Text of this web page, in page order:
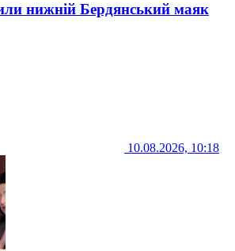
нижній Бердянський маяк
10.08.2026, 10:18